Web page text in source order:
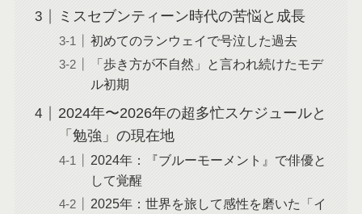
ミスセブンティーン時代の苦悩と成長
初めてのランウェイで号泣した過去
「歩き方が不自然」と言われ続けたモデ
ル初期
2024年〜2026年の超多忙スケジュールと
「勉強」の現在地
2024年：『ブルーモーメント』で俳優と
して覚醒
2025年：世界を旅して感性を磨いた「イ